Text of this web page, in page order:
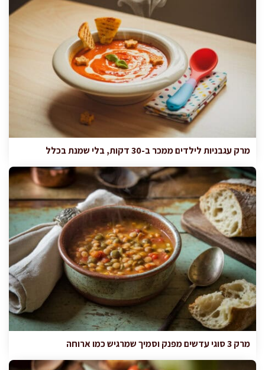
מרק עגבניות לילדים ממכר ב-30 דקות, בלי שמנת בכלל
מרק 3 סוגי עדשים מפנק וסמיך שמרגיש כמו ארוחה